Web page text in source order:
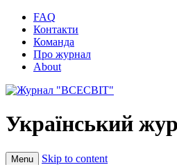
FAQ
Контакти
Команда
Про журнал
About
Український
Menu Skip to content